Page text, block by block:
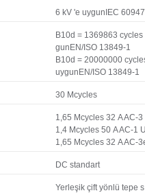
6 kV 'e uygunIEC 60947
B10d = 1369863
gunEN/ISO 13849-1
B10d = 20000000
uygunEN/ISO 13849-1
30 Mcycles
1,65 Mcycles 32 A AC-
1,4 Mcycles 50 A AC-1
1,65 Mcycles 32 A AC-
DC standart
Yerleşik çift yönlü tepe